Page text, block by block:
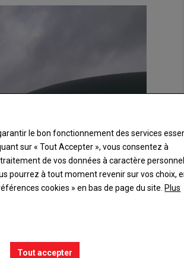
le bon fonctionnement des services
sur « Tout Accepter », vous consentez à
de vos données à caractère
pourrez à tout moment revenir sur vos choix,
cookies » en bas de page du site.Plus
Tout accepter